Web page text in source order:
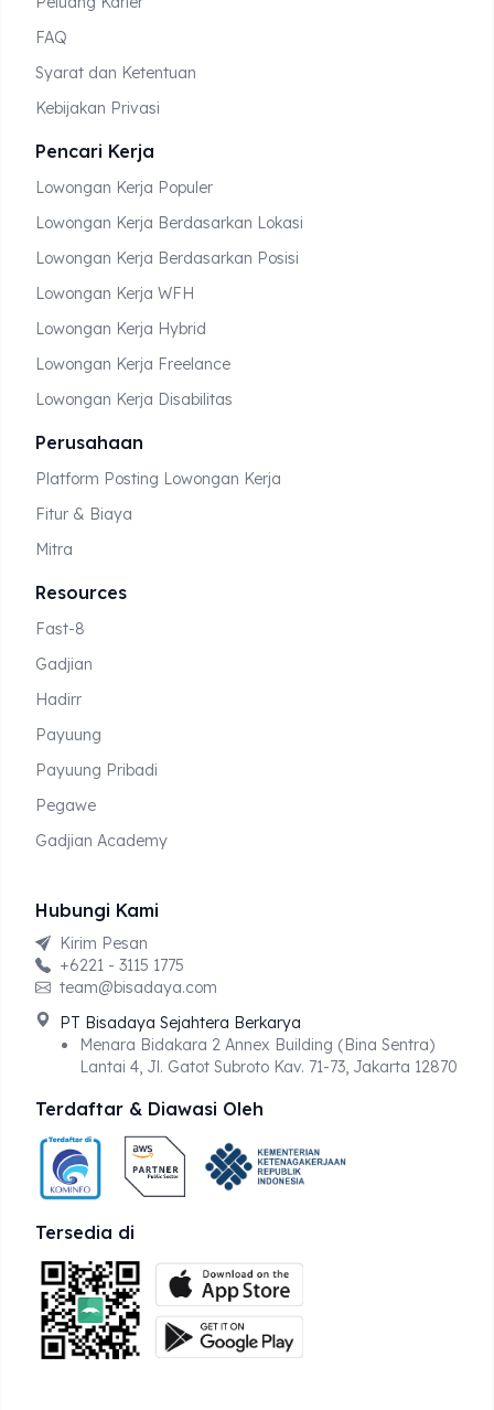
FAQ
Syarat dan Ketentuan
Kebijakan Privasi
Pencari Kerja
Lowongan Kerja Populer
Lowongan Kerja Berdasarkan Lokasi
Lowongan Kerja Berdasarkan Posisi
Lowongan Kerja WFH
Lowongan Kerja Hybrid
Lowongan Kerja Freelance
Lowongan Kerja Disabilitas
Perusahaan
Platform Posting Lowongan Kerja
Fitur & Biaya
Mitra
Resources
Fast-8
Gadjian
Hadirr
Payuung
Payuung Pribadi
Pegawe
Gadjian Academy
Hubungi Kami
Kirim Pesan
+6221 - 3115 1775
team@bisadaya.com
PT Bisadaya Sejahtera Berkarya
Menara Bidakara 2 Annex Building (Bina Sentra)
Lantai 4, Jl. Gatot Subroto Kav. 71-73, Jakarta 12870
Terdaftar & Diawasi Oleh
Tersedia di